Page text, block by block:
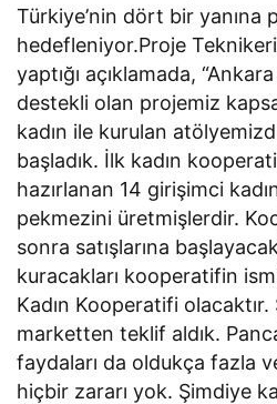
Türkiye’nin dört bir yanına
hedefleniyor.Proje
yaptığı açıklamada,
destekli olan projemiz
kadın ile kurulan
başladık. İlk kadın
hazırlanan 14 girişimci
pekmezini üretmişlerdir.
sonra satışlarına
kuracakları kooperatifin
Kadın Kooperatifi
marketten teklif aldık.
faydaları da oldukça fazla
hiçbir zararı yok. Şimdiye